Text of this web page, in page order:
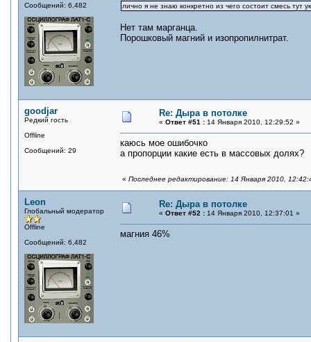
Сообщений: 6,482
лично я не знаю конкретно из чего состоит смесь тут
Нет там марганца.
Порошковый магний и изопропилнитрат.
goodjar
Редкий гость
Offline
Сообщений: 29
Re: Дыра в потолке
« Ответ #51 : 14 Января 2010, 12:29:52 »
каюсь мое ошибочко
а пропорции какие есть в массовых долях?
« Последнее редактирование: 14 Января 2010,
Leon
Глобальный модератор
Offline
Сообщений: 6,482
Re: Дыра в потолке
« Ответ #52 : 14 Января 2010, 12:37:01 »
магния 46%